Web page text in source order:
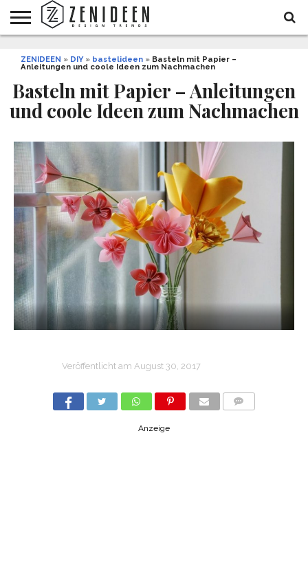
INNENDESIGN
ARCHITEKTUR
GARTEN
UND
LIFESTYLE
DEKO
&
DIY
STYLE
REZEPTE
GESUNDHEIT
WEIHNACHTEN
ZENIDEEN » DIY» bastelideen » Basteln mit Papier –
Anleitungen und coole Ideen zum Nachmachen
Basteln mit Papier – Anleitungen
und coole Ideen zum Nachmachen
Veröffentlicht am August 30, 2017
Anzeige